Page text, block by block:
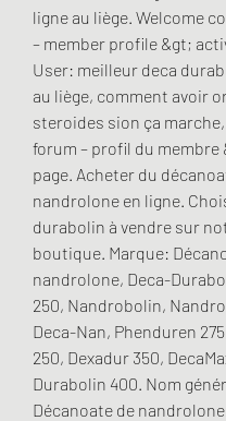
ligne au liège. Welcome
– member profile &gt;
User: meilleur deca
au liège, comment avoir
steroides sion ça
forum – profil du membre
page. Acheter du
nandrolone en ligne.
durabolin à vendre sur
boutique. Marque:
nandrolone, Deca-
250, Nandrobolin,
Deca-Nan, Phenduren
250, Dexadur 350,
Durabolin 400. Nom
Décanoate de